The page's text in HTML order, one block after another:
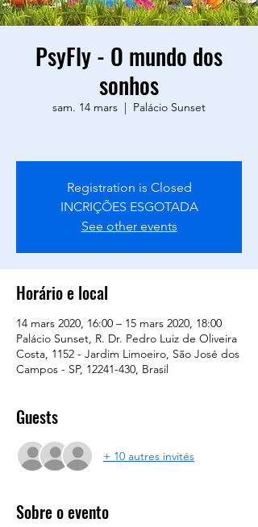
PsyFly - O mundo dos
sonhos
sam. 14 mars
  |
Palácio Sunset
Registration is Closed
INCRIÇÕES ESGOTADA
See other events
Horário e local
14 mars 2020, 16:00 – 15 mars 2020, 18:00
Palácio Sunset, R. Dr. Pedro Luiz de Oliveira
Costa, 1152 - Jardim Limoeiro, São José dos
Campos - SP, 12241-430, Brasil
Guests
+ 10 autres invités
Sobre o evento